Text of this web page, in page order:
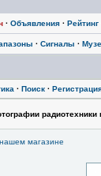
· Объявления· Рейтинг
· Сигналы ·
· Поиск·
радиотехники
магазине